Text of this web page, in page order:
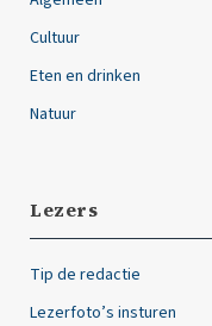
Cultuur
Eten en drinken
Natuur
Lezers
Tip de redactie
Lezerfoto’s insturen